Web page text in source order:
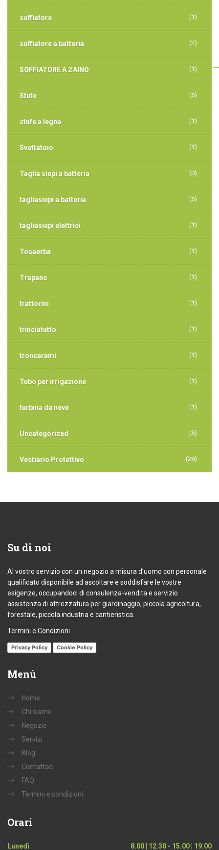
soffiatore (1)
soffiatore a batteria (2)
SOFFIATORE A ZAINO (1)
Stufe (5)
stufe a legna (1)
Svettatoio (1)
Taglia siepi a batteria (0)
tagliasiepi a batteria (5)
tagliasiepi elettrici (1)
Tosaerba (1)
Trapano (1)
trattorini (1)
trinciatutto (1)
troncarami (1)
Tubo per irrigazione (1)
turbina da neve (1)
Uncategorized (5)
Vestiario Protettivo (28)
Su di noi
Al vostro servizio con un negozio a misura d’uomo con personale
qualificato disponibile ad ascoltare e soddisfare le vostre
esigenze, occupandoci di consulenza-vendita e servizio
assistenza di attrezzatura per giardinaggio, piccola agricoltura,
forestale, piccola industria e cantieristica.
Termini e Condizioni
Privacy Policy Cookie Policy
Menù
Home
Chi siamo
Negozio
Servizi
Blog
Contattaci
FAQ
Termini e condizioni
Orari
Lunedì 8.00 | 12.30 - 15.00 | 19.00